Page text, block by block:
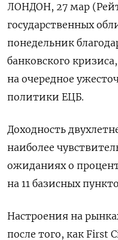
ЛОНДОН, 27 мар
государственных
понедельник
банковского
на очередное
политики ЕЦБ.
Доходность
наиболее
ожиданиях о
на 11 базисных
Настроения на
после того, как First